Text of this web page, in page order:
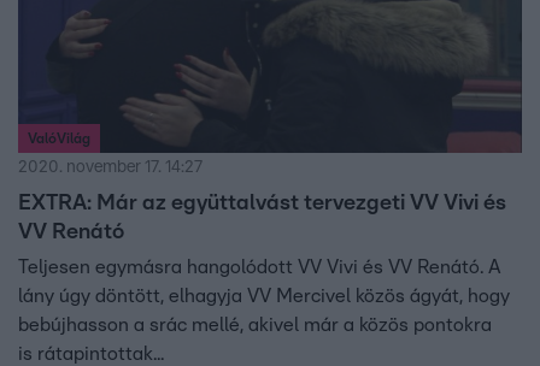
ValóVilág
2020. november 17. 14:27
EXTRA: Már az együttalvást tervezgeti VV Vivi és
VV Renátó
Teljesen egymásra hangolódott VV Vivi és VV Renátó. A
lány úgy döntött, elhagyja VV Mercivel közös ágyát, hogy
bebújhasson a srác mellé, akivel már a közös pontokra
is rátapintottak...